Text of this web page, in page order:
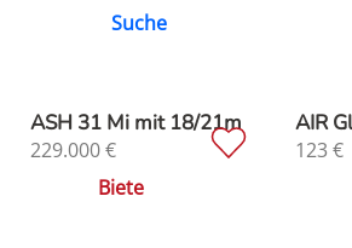
Suche
ASH 31 Mi mit 18/21m
229.000€
Biete
AIR
123 €